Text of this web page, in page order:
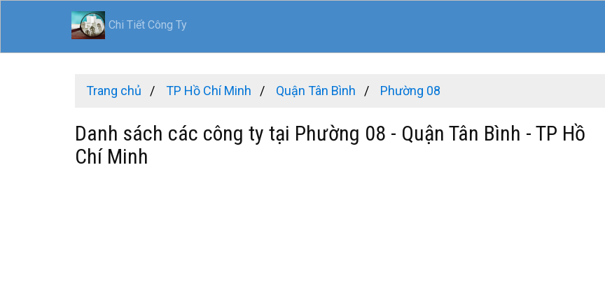
Chi Tiết Công Ty
Trang chủ TP Hồ Chí Minh Quận Tân Bình Phường 08
Danh sách các công ty tại Phường 08 - Quận Tân Bình - TP Hồ
Chí Minh